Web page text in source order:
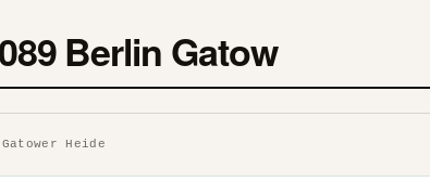
Berlin Gatow
Heide